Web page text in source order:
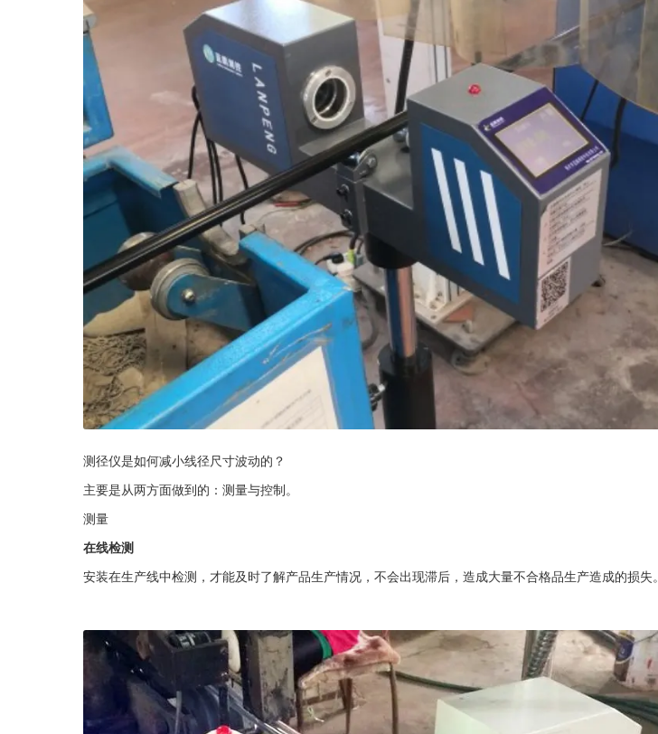
测径仪是如何减小线径尺寸波动的？
主要是从两方面做到的：测量与控制。
测量
在线检测
安装在生产线中检测，才能及时了解产品生产情况，不会出现滞后，造成大量不合格品生产造成的损失。